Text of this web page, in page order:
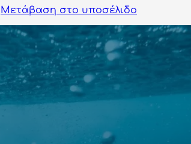
Μετάβαση στο υποσέλιδο